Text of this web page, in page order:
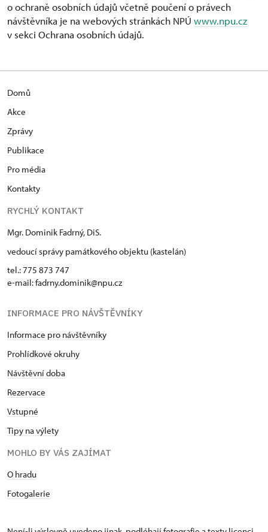
o ochraně osobních údajů včetně poučení o právech
návštěvníka je na webových stránkách NPÚ www.npu.cz
v sekci Ochrana osobních údajů.
Domů
Akce
Zprávy
Publikace
Pro média
Kontakty
RYCHLÝ KONTAKT
Mgr. Dominik Fadrný, DiS.
vedoucí správy památkového objektu (kastelán)
tel.: 775 873 747
e-mail: fadrny.dominik@npu.cz
INFORMACE PRO NÁVŠTĚVNÍKY
Informace pro návštěvníky
Prohlídkové okruhy
Návštěvní doba
Rezervace
Vstupné
Tipy na výlety
MOHLO BY VÁS ZAJÍMAT
O hradu
Fotogalerie